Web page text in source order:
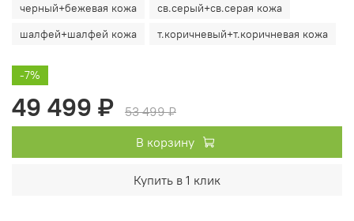
черный+бежевая кожа
св.серый+св.серая кожа
шалфей+шалфей кожа
т.коричневый+т.коричневая кожа
-7%
49 499 ₽
53 499 ₽
В корзину
Купить в 1 клик